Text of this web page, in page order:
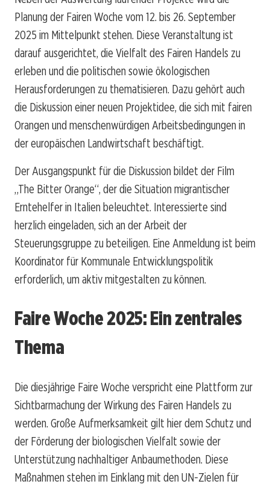
Planung der Fairen Woche vom 12. bis 26. September
2025 im Mittelpunkt stehen. Diese Veranstaltung ist
darauf ausgerichtet, die Vielfalt des Fairen Handels zu
erleben und die politischen sowie ökologischen
Herausforderungen zu thematisieren. Dazu gehört auch
die Diskussion einer neuen Projektidee, die sich mit fairen
Orangen und menschenwürdigen Arbeitsbedingungen in
der europäischen Landwirtschaft beschäftigt.
Der Ausgangspunkt für die Diskussion bildet der Film
„The Bitter Orange“, der die Situation migrantischer
Erntehelfer in Italien beleuchtet. Interessierte sind
herzlich eingeladen, sich an der Arbeit der
Steuerungsgruppe zu beteiligen. Eine Anmeldung ist beim
Koordinator für Kommunale Entwicklungspolitik
erforderlich, um aktiv mitgestalten zu können.
Faire Woche 2025: Ein zentrales
Thema
Die diesjährige Faire Woche verspricht eine Plattform zur
Sichtbarmachung der Wirkung des Fairen Handels zu
werden. Große Aufmerksamkeit gilt hier dem Schutz und
der Förderung der biologischen Vielfalt sowie der
Unterstützung nachhaltiger Anbaumethoden. Diese
Maßnahmen stehen im Einklang mit den UN-Zielen für